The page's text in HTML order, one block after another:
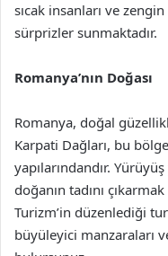
sıcak insanları ve
sürprizler sunmaktadır.
Romanya’nın Doğası
Romanya, doğal
Karpati Dağları, bu
yapılarındandır.
doğanın tadını
Turizm’in düzenlediği
büyüleyici manzaraları